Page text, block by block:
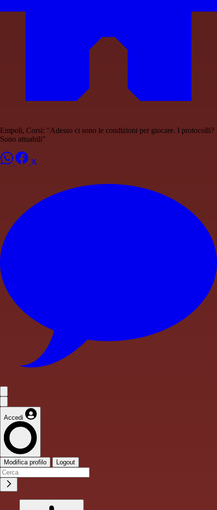
Empoli, Corsi: "Adesso ci sono le condizioni per giocare. I protocolli?
Sono attuabili"
Accedi
Modifica profilo Logout